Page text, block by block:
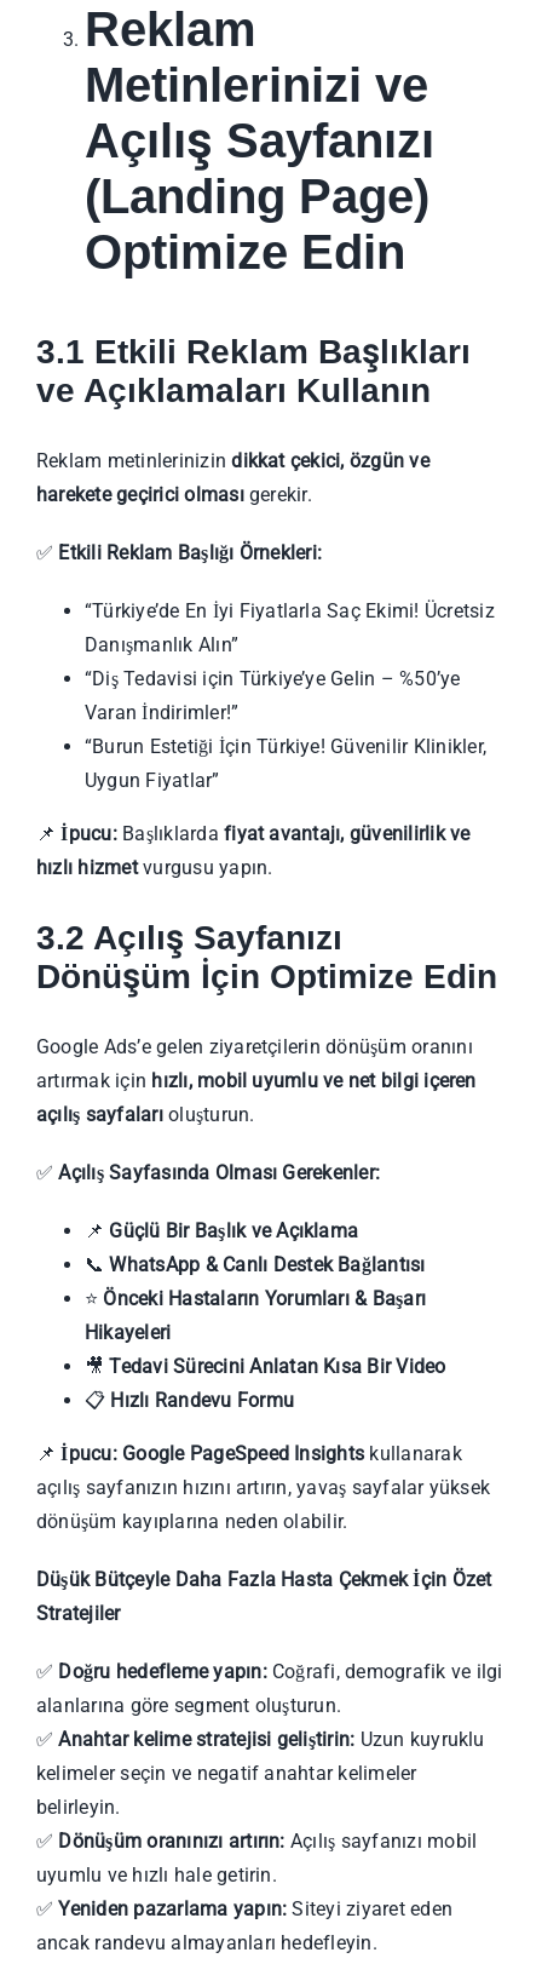
Reklam
Metinlerinizi ve
Açılış Sayfanızı
(Landing Page)
Optimize Edin
3.1 Etkili Reklam Başlıkları
ve Açıklamaları Kullanın
Reklam metinlerinizindikkat çekici, özgün ve
harekete geçirici olmasıgerekir.
✅ Etkili Reklam Başlığı Örnekleri:
“Türkiye’de En İyi Fiyatlarla Saç Ekimi! Ücretsiz
Danışmanlık Alın”
“Diş Tedavisi için Türkiye’ye Gelin – %50’ye
Varan İndirimler!”
“Burun Estetiği İçin Türkiye! Güvenilir Klinikler,
Uygun Fiyatlar”
📌İpucu:Başlıklardafiyat avantajı, güvenilirlik ve
hızlı hizmetvurgusu yapın.
3.2 Açılış Sayfanızı
Dönüşüm İçin Optimize Edin
Google Ads’e gelen ziyaretçilerin dönüşüm oranını
artırmak için hızlı, mobil uyumlu ve net bilgi içeren
açılış sayfalarıoluşturun.
✅Açılış Sayfasında Olması Gerekenler:
📌 Güçlü Bir Başlık ve Açıklama
📞WhatsApp & Canlı Destek Bağlantısı
⭐ Önceki Hastaların Yorumları & Başarı
Hikayeleri
🎥Tedavi Sürecini Anlatan Kısa Bir Video
📋 Hızlı Randevu Formu
📌İpucu: Google PageSpeed Insights kullanarak
açılış sayfanızın hızını artırın, yavaş sayfalar yüksek
dönüşüm kayıplarına neden olabilir.
Düşük Bütçeyle Daha Fazla Hasta Çekmek İçin Özet
Stratejiler
✅ Doğru hedefleme yapın:Coğrafi, demografik ve ilgi
alanlarına göre segment oluşturun.
✅Anahtar kelime stratejisi geliştirin: Uzun kuyruklu
kelimeler seçin ve negatif anahtar kelimeler
belirleyin.
✅ Dönüşüm oranınızı artırın: Açılış sayfanızı mobil
uyumlu ve hızlı hale getirin.
✅Yeniden pazarlama yapın: Siteyi ziyaret eden
ancak randevu almayanları hedefleyin.